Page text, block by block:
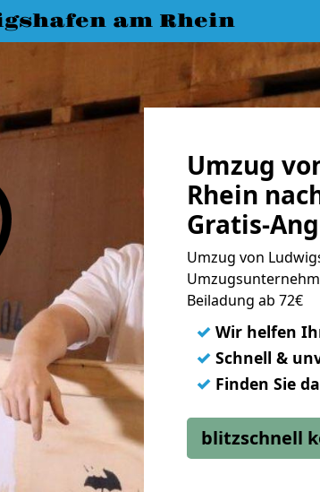
am Rhein
Umzug
Rhein
Gratis-
Umzug von
Beiladung ab 72€
✓ Wir helfen
✓ Schnell &
✓ Finden Sie
blitzschnell